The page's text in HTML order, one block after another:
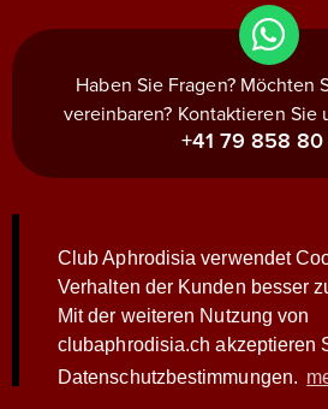
Club Aphrodisia verwendet
Verhalten der Kunden besser
Mit der weiteren Nutzung von
clubaphrodisia.ch akzeptieren
Datenschutzbestimmungen.
Haben Sie Fragen? Möchten
vereinbaren? Kontaktieren Sie
+41 79 858